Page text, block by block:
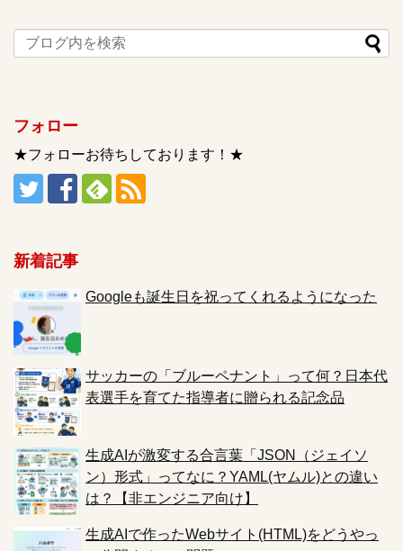
フォロー
★フォローお待ちしております！★
新着記事
Googleも誕生日を祝ってくれるようになった
サッカーの「ブルーペナント」って何？日本代
表選手を育てた指導者に贈られる記念品
生成AIが激変する合言葉「JSON（ジェイソ
ン）形式」ってなに？YAML(ヤムル)との違い
は？【非エンジニア向け】
生成AIで作ったWebサイト(HTML)をどうやっ